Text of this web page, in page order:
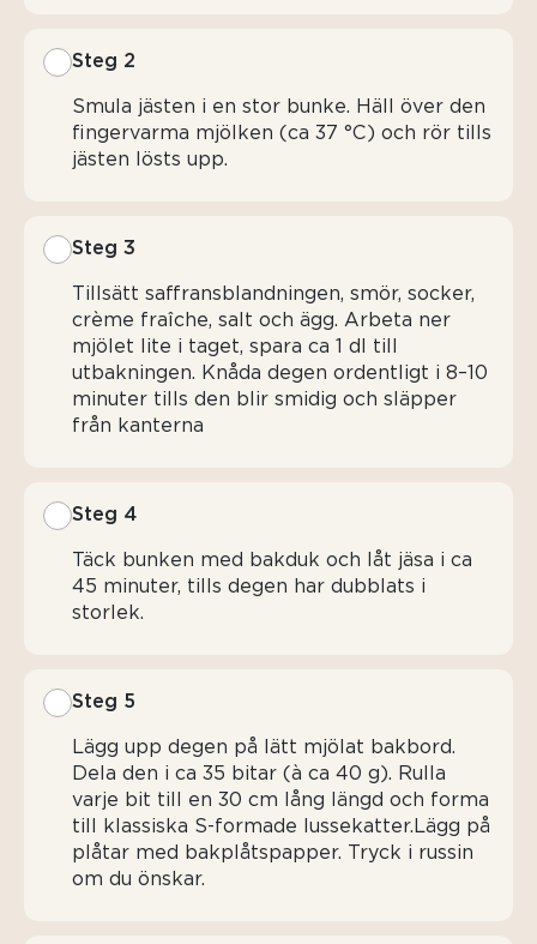
Steg 2
Smula jästen i en stor bunke. Häll över den
fingervarma mjölken (ca 37 °C) och rör tills
jästen lösts upp.
Steg 3
Tillsätt saffransblandningen, smör, socker,
crème fraîche, salt och ägg. Arbeta ner
mjölet lite i taget, spara ca 1 dl till
utbakningen. Knåda degen ordentligt i 8–10
minuter tills den blir smidig och släpper
från kanterna
Steg 4
Täck bunken med bakduk och låt jäsa i ca
45 minuter, tills degen har dubblats i
storlek.
Steg 5
Lägg upp degen på lätt mjölat bakbord.
Dela den i ca 35 bitar (à ca 40 g). Rulla
varje bit till en 30 cm lång längd och forma
till klassiska S-formade lussekatter.Lägg på
plåtar med bakplåtspapper. Tryck i russin
om du önskar.